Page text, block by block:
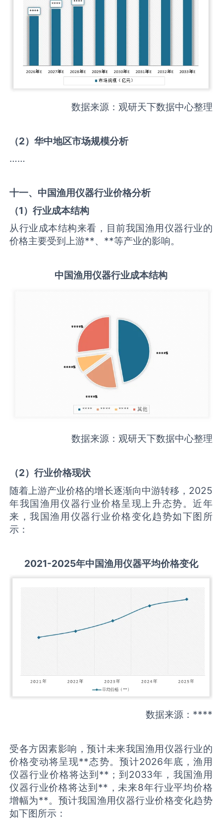
数据来源：观研天下数据中心整理
（2）华中地区市场规模分析
……
十一、中国渔用仪器行业价格分析
（1）行业成本结构
从行业成本结构来看，目前我国渔用仪器行业的
价格主要受到上游**、**等产业的影响。
中国渔用仪器行业成本结构
数据来源：观研天下数据中心整理
（2）行业价格现状
随着上游产业价格的增长逐渐向中游转移，2025
年我国渔用仪器行业价格呈现上升态势。近年
来，我国渔用仪器行业价格变化趋势如下图所
示：
2021-2025年中国渔用仪器平均价格变化
数据来源：****
受各方因素影响，预计未来我国渔用仪器行业的
价格变动将呈现**态势。预计2026年底，渔用
仪器行业价格将达到**；到2033年，我国渔用
仪器行业价格将达到**，未来8年行业平均价格
增幅为**。预计我国渔用仪器行业价格变化趋势
如下图所示：